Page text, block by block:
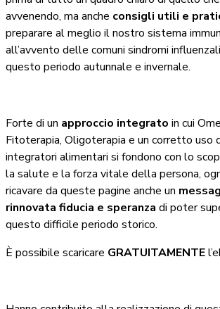
avvenendo, ma anche consigli utili e
preparare al meglio il nostro sistema
all’avvento delle comuni sindromi
questo periodo autunnale e invernale.
Forte di un approccio integrato in cui
Fitoterapia, Oligoterapia e un corretto uso
integratori alimentari si fondono con lo
la salute e la forza vitale della persona,
ricavare da queste pagine anche un
rinnovata fiducia e speranza di poter
questo difficile periodo storico.
È possibile scaricare GRATUITAMENTE